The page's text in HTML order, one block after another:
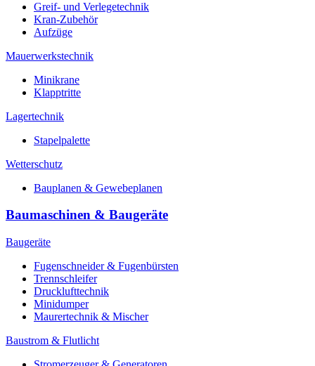
Greif- und Verlegetechnik
Kran-Zubehör
Aufzüge
Mauerwerkstechnik
Minikrane
Klapptritte
Lagertechnik
Stapelpalette
Wetterschutz
Bauplanen & Gewebeplanen
Baumaschinen & Baugeräte
Baugeräte
Fugenschneider & Fugenbürsten
Trennschleifer
Drucklufttechnik
Minidumper
Maurertechnik & Mischer
Baustrom & Flutlicht